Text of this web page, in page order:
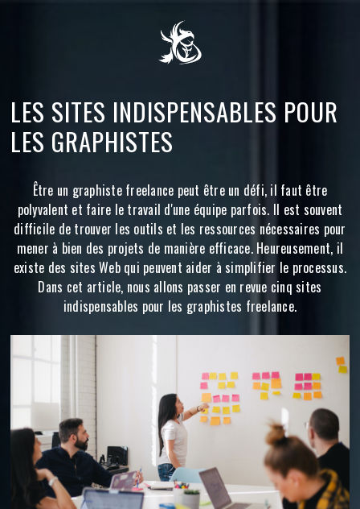
LES SITES INDISPENSABLES POUR
LES GRAPHISTES
Être un graphiste freelance peut être un défi, il faut être
polyvalent et faire le travail d'une équipe parfois. Il est souvent
difficile de trouver les outils et les ressources nécessaires pour
mener à bien des projets de manière efficace. Heureusement, il
existe des sites Web qui peuvent aider à simplifier le processus.
Dans cet article, nous allons passer en revue cinq sites
indispensables pour les graphistes freelance.